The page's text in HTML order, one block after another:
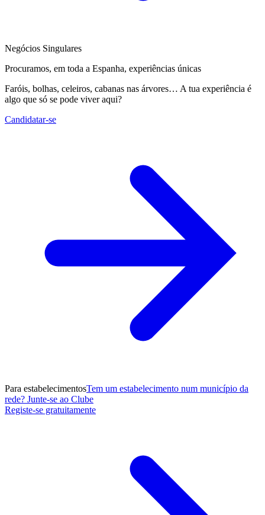
Negócios Singulares
Procuramos, em toda a Espanha, experiências únicas
Faróis, bolhas, celeiros, cabanas nas árvores… A tua experiência é
algo que só se pode viver aqui?
Candidatar-se
Para estabelecimentosTem um estabelecimento num município da
rede? Junte-se ao Clube
Registe-se gratuitamente